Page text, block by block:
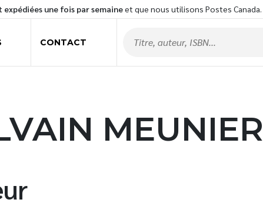
expédiées une fois par semaineet que nous utilisons Postes Canada.
CONTACT
MEUNIER